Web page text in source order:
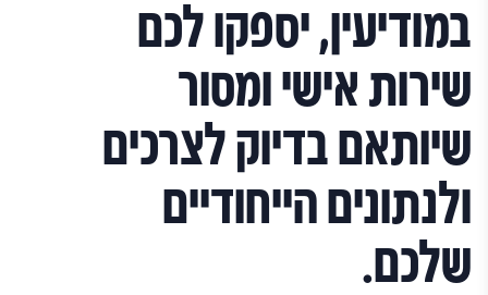
במודיעין, יספקו לכם
שירות אישי ומסור
שיותאם בדיוק לצרכים
ולנתונים הייחודיים
שלכם.